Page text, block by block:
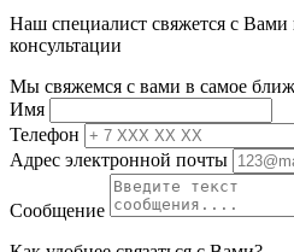
Наш специалист свяжется с
консультации
Мы свяжемся с вами в самое
Имя
Телефон
Адрес электронной почты
Сообщение